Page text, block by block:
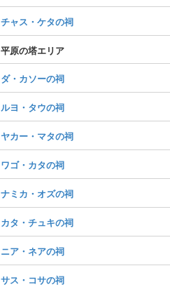
チャス・ケタの祠
平原の塔エリア
ダ・カソーの祠
ルヨ・タウの祠
ヤカー・マタの祠
ワゴ・カタの祠
ナミカ・オズの祠
カタ・チュキの祠
ニア・ネアの祠
サス・コサの祠